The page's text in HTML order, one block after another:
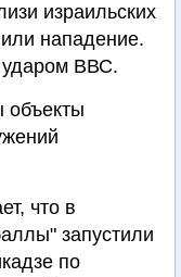
израильских
нападение.
ВВС.
объекты
что в
запустили
по